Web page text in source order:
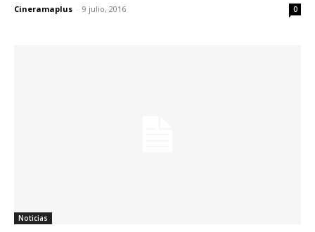
Cineramaplus - 9 julio, 2016 0
Noticias